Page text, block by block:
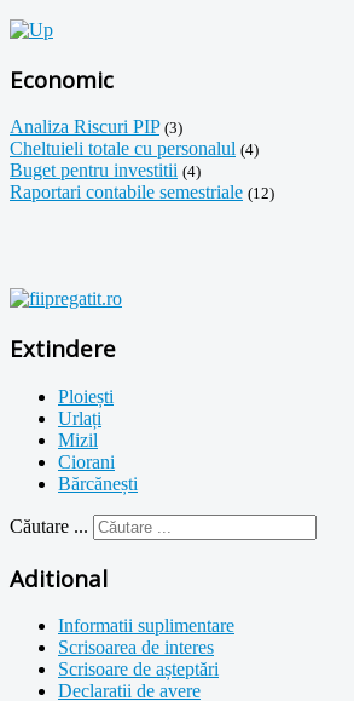
Economic
Analiza Riscuri PIP (3)
Cheltuieli totale cu personalul (4)
Buget pentru investitii (4)
Raportari contabile semestriale (12)
Extindere
Ploiești
Urlați
Mizil
Ciorani
Bărcănești
Căutare ...
Aditional
Informatii suplimentare
Scrisoarea de interes
Scrisoare de așteptări
Declaratii de avere